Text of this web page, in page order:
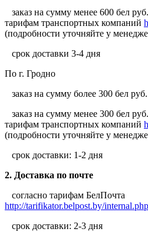
заказ на сумму менее 600 бел
тарифам транспортных компаний
(подробности уточняйте у
срок доставки 3-4 дня
По г. Гродно
заказ на сумму более 300 бел
заказ на сумму менее 300 бел
тарифам транспортных компаний
(подробности уточняйте у
срок доставки: 1-2 дня
2. Доставка по почте
согласно тарифам БелПочта
http://tarifikator.belpost.by/internal.php
срок доставки: 2-3 дня